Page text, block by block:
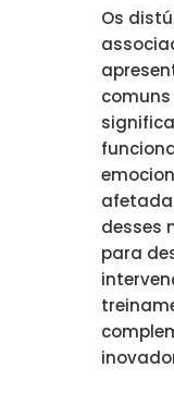
Os
desses
para